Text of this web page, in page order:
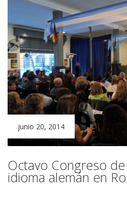
junio 20, 2014
Octavo Congreso
idioma alemán en